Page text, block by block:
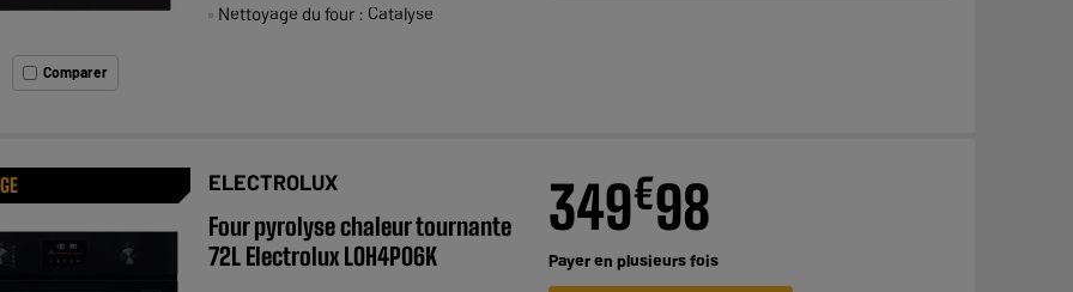
Comparer
Nettoyage du four : Catalyse
ELECTROLUX
Four pyrolyse chaleur tournante
72L Electrolux LOH4P06K
349€98
Payer en plusieurs fois